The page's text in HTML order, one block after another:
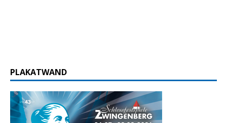
PLAKATWAND